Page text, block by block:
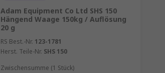
Adam Equipment Co Ltd SHS 150
Hängend Waage 150kg / Auflösung
20 g
RS Best.-Nr. 123-1781
Herst. Teile-Nr. SHS 150
Zwischensumme (1 Stück)